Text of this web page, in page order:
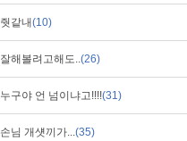
줫같내(10)
잘해볼려고해도..(26)
누구야 언 넘이냐고!!!!(31)
손님 개섓끼가...(35)